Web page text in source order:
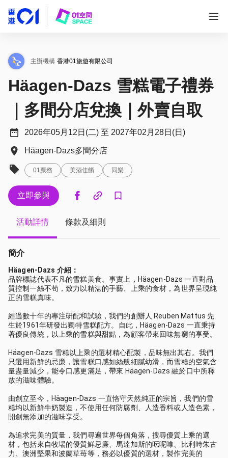
主辦機構 香港01旅遊有限公司
Häagen-Dazs 雪糕電子禮券
｜多間分店兌換｜外賣自取
2026年05月12日(二) 至 2027年02月28日(日)
Häagen-Dazs多間分店
01票務 美酒佳餚 同樂
立即參與
活動詳情 條款及細則
簡介
Häagen-Dazs 介紹：
品牌標誌代表不凡的雪糕美食。事實上，Häagen-Dazs 一直對品
質控制一絲不苟，致力以精湛的手藝、上乘的食材，為世界呈現純
正的雪糕真味。
經過數十年的專注研配和試驗，我們的創辦人 Reuben Mattus 先
生於1961年研發出獨特雪糕配方。自此，Häagen-Dazs 一直秉持
著優良傳統，以上乘的雪糕與甜點，為顧客帶來回味無窮的享受。
Häagen-Dazs 雪糕以上乘的選材精心配製，品味無出其右。我們
只選用新鮮的忌廉，讓雪糕口感如絲般細膩幼滑，而雪糕的空氣含
量盡量減少，能令口感更滿足，帶來 Häagen-Dazs 融於口中所釋
放的滋味體驗。
由創立至今，Häagen-Dazs 一直恪守天然純正的宗旨，我們的雪
糕均以新鮮牛奶製造，不使用任何防腐劑、人造香料或人造色素，
開創無添加的滋味享受。
為追求完美的質量，我們尋遍世界每個角落，搜尋優質上乘的選
材，包括來自牧場的優質鮮忌廉、馬達加斯的呍呢嗱、比利時朱古
力、澳洲堅果和波蘭草苺等，務必以優質的選材，製作完美的